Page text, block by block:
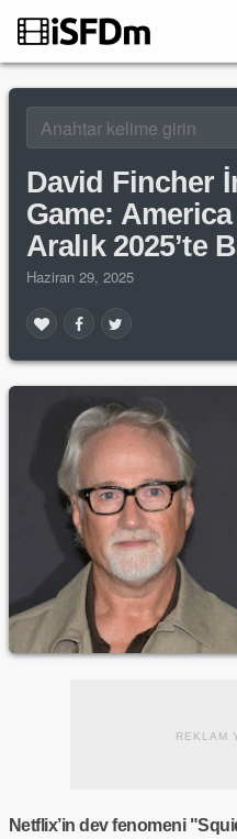
David Fincher
Game:
Aralık 2025’te
Haziran 29, 2025
REKLAM
Netflix’in dev fenomeni